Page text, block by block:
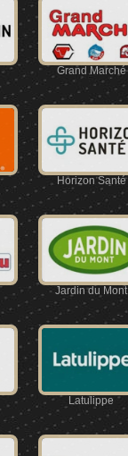
Grand Marché
Horizon Santé
Jardin du Mont
Latulippe